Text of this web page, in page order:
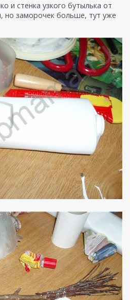
и стенка узкого бутылька от
но заморочек больше, тут уже